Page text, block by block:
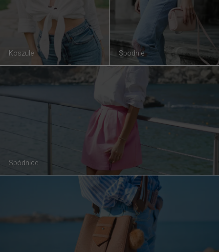
Spódnice
Koszule Spodnie